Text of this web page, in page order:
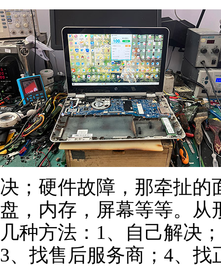
决；硬件故障，那牵扯的
盘，内存，屏幕等等。从
几种方法：1、自己解决
3、找售后服务商；4、找